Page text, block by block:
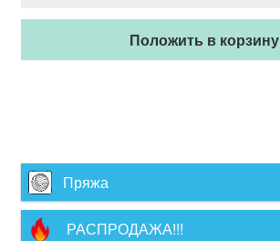
Положить в корзину
Пряжа
РАСПРОДАЖА!!!